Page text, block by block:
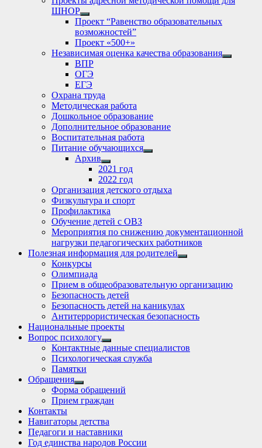
ШНОР
Show
sub
menu
Проект “Равенство образовательных
возможностей”
Проект «500+»
Независимая оценка качества образования
Show
ВПР
ОГЭ
ЕГЭ
Охрана труда
Методическая работа
Дошкольное образование
Дополнительное образование
Воспитательная работа
Питание обучающихся
Show
Архив
Show
sub
menu
2021 год
2022 год
Организация детского отдыха
Физкультура и спорт
Профилактика
Обучение детей с ОВЗ
Мероприятия по снижению документационной
нагрузки педагогических работников
Полезная информация для родителей
Show
Конкурсы
Олимпиада
Прием в общеобразовательную организацию
Безопасность детей
Безопасность детей на каникулах
Антитеррористическая безопасность
Национальные проекты
Вопрос психологу
Show
sub
menu
Контактные данные специалистов
Психологическая служба
Памятки
Обращения
Show
sub
menu
Форма обращений
Прием граждан
Контакты
Навигаторы детства
Педагоги и наставники
Год единства народов России